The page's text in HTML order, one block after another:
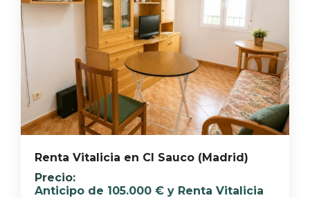
Renta Vitalicia en Cl Sauco (Madrid)
Anticipo de 105.000 € y Renta Vitalicia